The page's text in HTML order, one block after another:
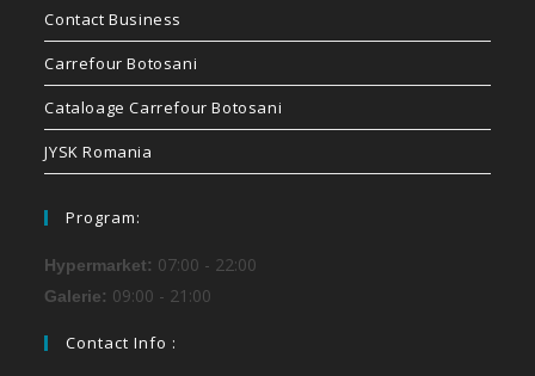
Contact Business
Carrefour Botosani
Cataloage Carrefour Botosani
JYSK Romania
Program:
Hypermarket: 07:00 - 22:00
Galerie: 09:00 - 21:00
Contact Info :